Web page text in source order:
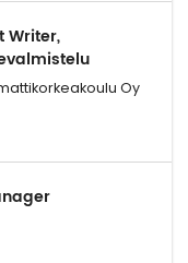
Writer,
Oy